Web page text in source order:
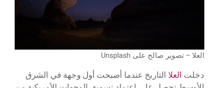
العلا – تصوير صالح على Unsplash
دخلت العلا التاريخ عندما أصبحت أول وجهة في الشرق